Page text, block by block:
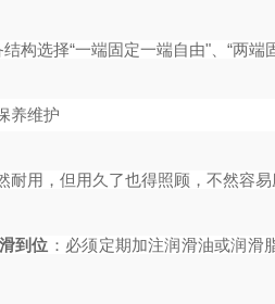
结构选择“一端固定一端自由"、“两端
养维护
耐用，但用久了也得照顾，不然容
到位 ：必须定期加注润滑油或润